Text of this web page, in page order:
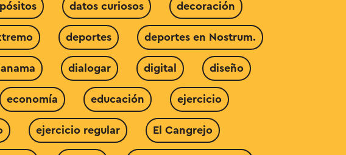
datos curiosos decoración
deportes deportes en Nostrum.
dialogar digital diseño
economía educación ejercicio
ejercicio regular El Cangrejo